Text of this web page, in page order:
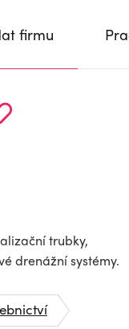
firmu
trubky,
drenážní systémy.